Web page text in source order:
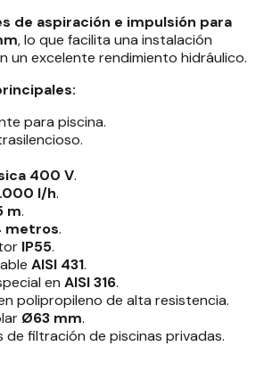
de aspiración e impulsión para
, lo que facilita una instalación
un excelente rendimiento hidráulico.
para piscina.
400 V.
l/h.
m.
metros.
IP55.
AISI 431.
en AISI 316.
polipropileno de alta resistencia.
Ø63 mm.
de filtración de piscinas privadas.